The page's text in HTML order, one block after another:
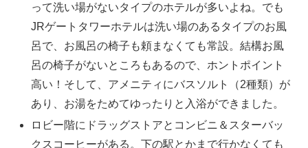
って洗い場がないタイプのホテルが多いよね。でも
JRゲートタワーホテルは洗い場のあるタイプのお風
呂で、お風呂の椅子も頼まなくても常設。結構お風
呂の椅子がないところもあるので、ホントポイント
高い！そして、アメニティにバスソルト（2種類）が
あり、お湯をためてゆったりと入浴ができました。
ロビー階にドラッグストアとコンビニ＆スターバッ
クスコーヒーがある。下の駅とかまで行かなくても